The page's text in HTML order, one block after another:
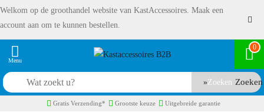
Welkom op de groothandel website van KastAccessoires. Maak een
account aan om te kunnen bestellen.
0
Zoeken
Gratis Verzending* Grootste keuze Uitgebreide garantie